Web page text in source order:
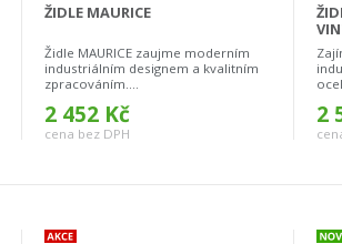
ŽIDLE MAURICE
Židle MAURICE zaujme moderním
industriálním designem a kvalitním
zpracováním....
2 452 Kč
cena bez DPH
2